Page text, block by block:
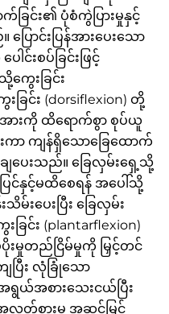
ခြင်း၏ ပုံစံကွဲပြားမှုနှင့်
ောင်းပြန်အားပေးသော
ါင်းစပ်ခြင်းဖြင့်
ေးခြင်း
ခြင်း (dorsiflexion) တို့
ားကို ထိရောက်စွာ စုပ်ယူ
ာ ကျန်ရှိသောခြေထောက်
ချပေးသည်။ ခြေလှမ်းရှေ့သို့
ေပြင်နှင့်မထိစေရန် အပေါ်သို့
မ်းပေးပြီး ခြေလှမ်း
င်း (plantarflexion)
မှုတည်ငြိမ်မှုကို မြှင့်တင်
ြီး လုံခြုံသော
ယ်အစားသေးငယ်ပြီး
အလတ်စားမှ အဆင့်မြင့်